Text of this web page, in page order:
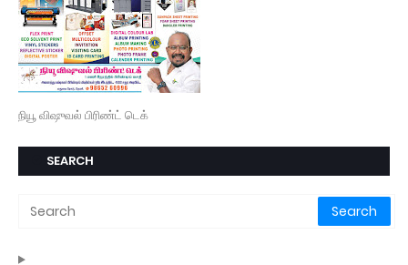
நியூ விஷுவல் பிரிண்ட் டெக்
SEARCH